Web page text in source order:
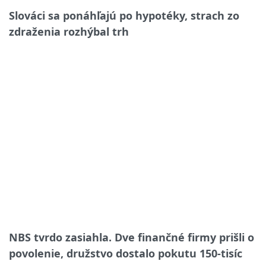
Slováci sa ponáhľajú po hypotéky, strach zo
zdraženia rozhýbal trh
NBS tvrdo zasiahla. Dve finančné firmy prišli o
povolenie, družstvo dostalo pokutu 150-tisíc